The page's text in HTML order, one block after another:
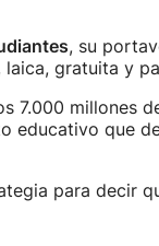
, su
gratuita y
7.000 millones
educativo que
para decir